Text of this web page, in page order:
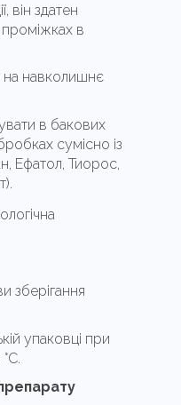
він здатен
в
на навколишнє
в бакових
сумісно із
Ефатол, Тиорос,
зберігання
упаковці при